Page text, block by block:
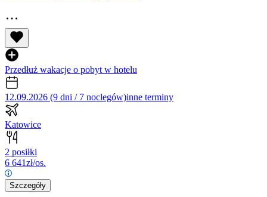
Przedłuż wakacje o pobyt w hotelu
12.09.2026 (9 dni / 7 noclegów)inne terminy
Katowice
2 posiłki
6 641zł/os.
Szczegóły